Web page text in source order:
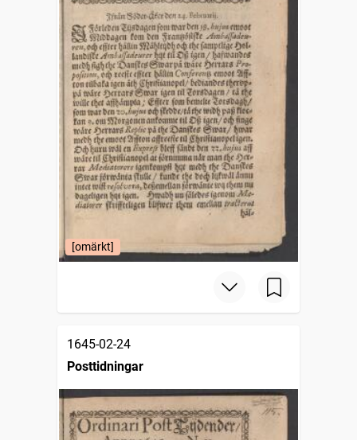
[omärkt]
1645-02-24
Posttidningar